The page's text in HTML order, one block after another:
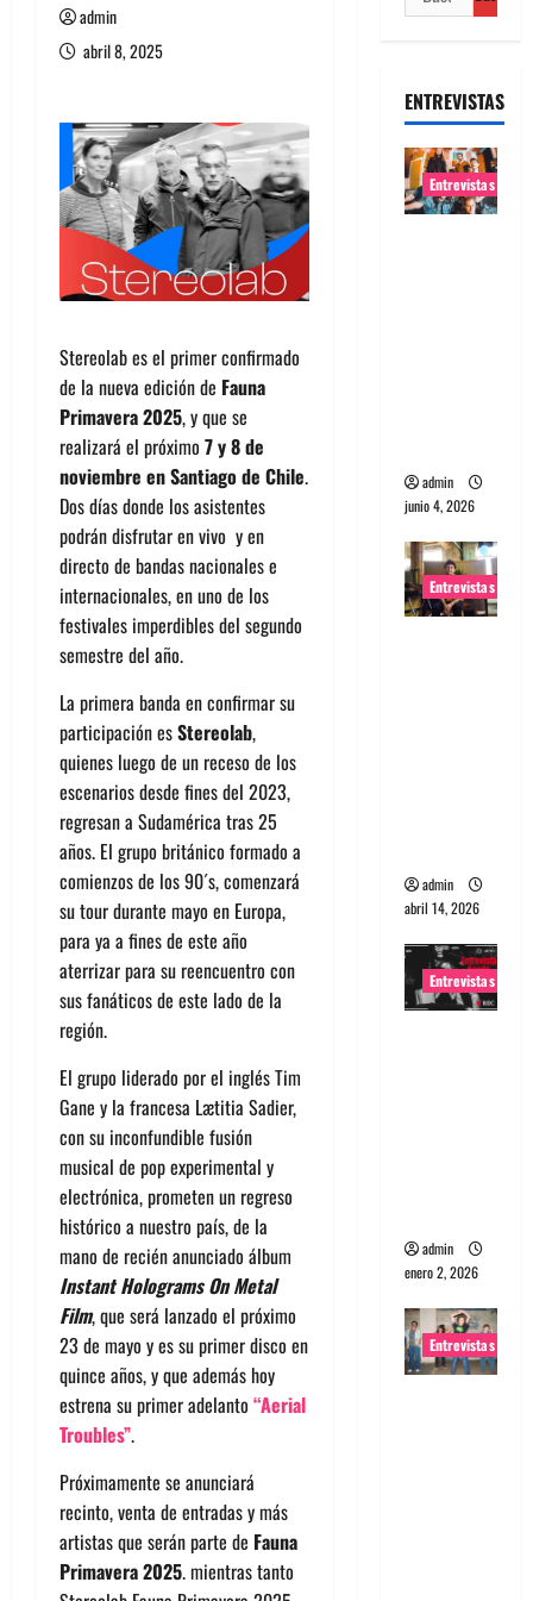
admin
abril 8, 2025
Stereolab es el primer confirmado
de la nueva edición de Fauna
Primavera 2025, y que se
realizará el próximo 7 y 8 de
noviembre en Santiago de Chile.
Dos días donde los asistentes
podrán disfrutar en vivo y en
directo de bandas nacionales e
internacionales, en uno de los
festivales imperdibles del segundo
semestre del año.
La primera banda en confirmar su
participación esStereolab,
quienes luego de un receso de los
escenarios desde fines del 2023,
regresan a Sudamérica tras 25
años. El grupo británico formado a
comienzos de los 90´s, comenzará
su tour durante mayo en Europa,
para ya a fines de este año
aterrizar para su reencuentro con
sus fanáticos de este lado de la
región.
El grupo liderado por el inglés Tim
Gane y la francesa Lætitia Sadier,
con su inconfundible fusión
musical de pop experimental y
electrónica, prometen un regreso
histórico a nuestro país, de la
mano de recién anunciado álbum
Instant Holograms On Metal
Film, que será lanzado el próximo
23 de mayo y es su primer disco en
quince años, y que además hoy
estrena su primer adelanto “Aerial
Troubles”.
Próximamente se anunciará
recinto, venta de entradas y más
artistas que serán parte de Fauna
Primavera 2025. mientras tanto
ENTREVISTAS
Entrevistas
admin
junio 4, 2026
Entrevistas
admin
abril 14, 2026
Entrevistas
admin
enero 2, 2026
Entrevistas